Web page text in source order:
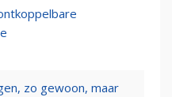
zo gewoon, maar